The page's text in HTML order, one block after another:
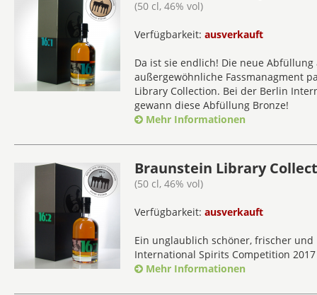
(50 cl, 46% vol)
Verfügbarkeit: ausverkauft
Da ist sie endlich! Die neue Abfüllung
außergewöhnliche Fassmanagment
Library Collection. Bei der Berlin
gewann diese Abfüllung Bronze!
Mehr Informationen
Braunstein Library
(50 cl, 46% vol)
Verfügbarkeit: ausverkauft
Ein unglaublich schöner, frischer
International Spirits Competition
Mehr Informationen